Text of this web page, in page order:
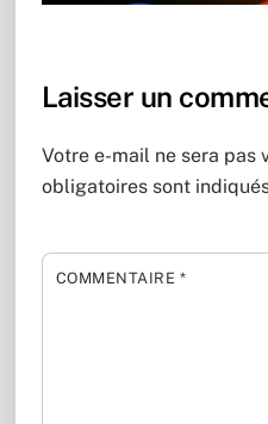
Laisser un
Votre e-mail ne sera pas
obligatoires sont
COMMENTAIRE *